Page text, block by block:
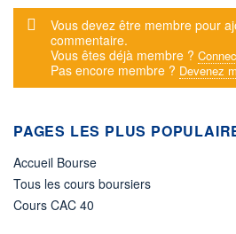
Message d'alerte
Vous devez être membre pour
commentaire.
Vous êtes déjà membre ?
Pas encore membre ? Devenez
PAGES LES PLUS
Accueil Bourse
Tous les cours boursiers
Cours CAC 40